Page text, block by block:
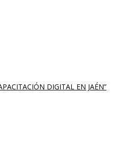
DIGITAL EN JAÉN”